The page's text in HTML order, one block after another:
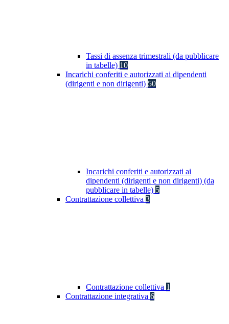
Tassi di assenza trimestrali (da pubblicare
in tabelle) 10
Incarichi conferiti e autorizzati ai dipendenti
(dirigenti e non dirigenti) 50
Incarichi conferiti e autorizzati ai
dipendenti (dirigenti e non dirigenti) (da
pubblicare in tabelle) 5
Contrattazione collettiva 3
Contrattazione collettiva 1
Contrattazione integrativa 6